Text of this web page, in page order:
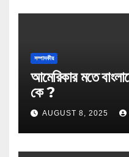
সম্পাদকীয়
আমেরিকার মতে বাংলাদেশের স্বাধিনতার ঘোষক
কে ?
AUGUST 8, 2025